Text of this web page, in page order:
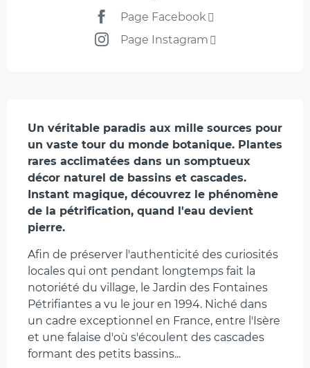
Page Facebook
Page Instagram
Description
Un véritable paradis aux mille sources pour
un vaste tour du monde botanique. Plantes
rares acclimatées dans un somptueux
décor naturel de bassins et cascades.
Instant magique, découvrez le phénomène
de la pétrification, quand l'eau devient
pierre.
Afin de préserver l'authenticité des curiosités
locales qui ont pendant longtemps fait la
notoriété du village, le Jardin des Fontaines
Pétrifiantes a vu le jour en 1994. Niché dans
un cadre exceptionnel en France, entre l'Isère
et une falaise d'où s'écoulent des cascades
formant des petits bassins...